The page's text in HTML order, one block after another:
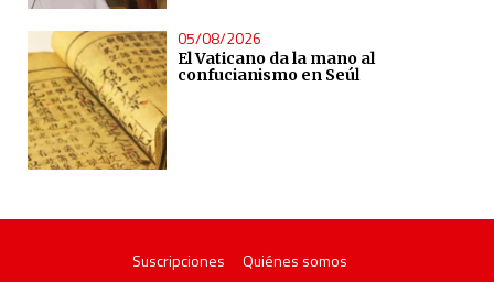
05/08/2026
El Vaticano da la mano al
confucianismo en Seúl
Suscripciones Quiénes somos